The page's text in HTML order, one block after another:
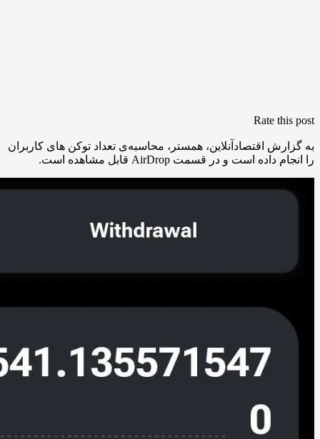
Rate this post
به گزارش اقتصادآنلاین، همستر، محاسبه‌ی تعداد توکن های کاربران
را انجام داده است و در قسمت AirDrop قابل مشاهده است.